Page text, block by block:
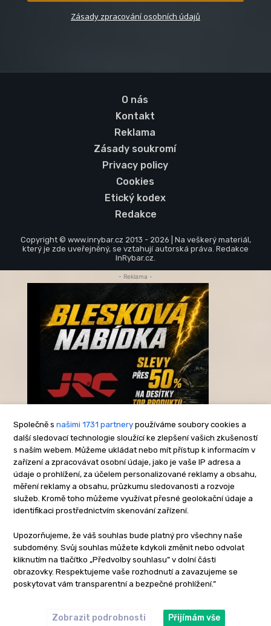
Zásady zpracování osobních údajů
O nás
Kontakt
Reklama
Zásady soukromí
Privacy policy
Cookies
Etický kodex
Redakce
Copyright © www.inrybar.cz 2013 - 2026 | Na veškerý materiál,
který je zde uveřejněný, se vztahují autorská práva. Redakce
InRybar.cz.
Společně s našimi 1731 partnery používáme soubory cookies a
další sledovací technologie sloužící ke zlepšení vašich zkušeností
s naším webem. Můžeme ukládat nebo mít přístup k informacím v
zařízení a zpracovávat osobní údaje, jako je vaše IP adresa a
údaje o prohlížení, za účelem personalizované reklamy a obsahu,
měření reklamy a obsahu, průzkumu sledovanosti a rozvoje
služeb. Kromě toho můžeme využívat přesné geolokační údaje a
identifikaci prostřednictvím skenování zařízení.
Upozorňujeme, že váš souhlas bude platný pro všechny naše
subdomény. Svůj souhlas můžete kdykoli změnit nebo odvolat
kliknutím na tlačítko „Předvolby souhlasu” v dolní části
obrazovky. Respektujeme vaše rozhodnutí a zavazujeme se
poskytovat vám transparentní a bezpečné prohlížení.”
Zobrazit podrobnosti Přijímám vše
- Reklama -
-Reklama-